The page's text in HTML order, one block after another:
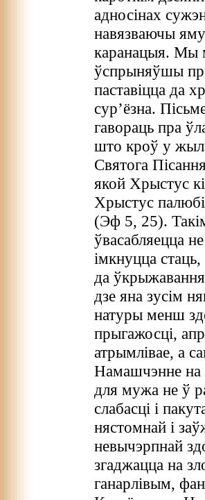
адносінах
навязваючы
каранацыя. Мы
ўспрыняўшы
паставіцца да
сур’ёзна.
гавораць пра
што кроў у
Святога
якой Хрыстус
Хрыстус
(Эф 5, 25).
ўвасабляецца
імкнуцца
да
дзе яна зусім
натуры менш
прыгажосці,
атрымлівае, а
Намашчэнне на
для мужа не ў
слабасці і
нястомнай і
невычэрпнай
згаджацца на
ганарлівым,